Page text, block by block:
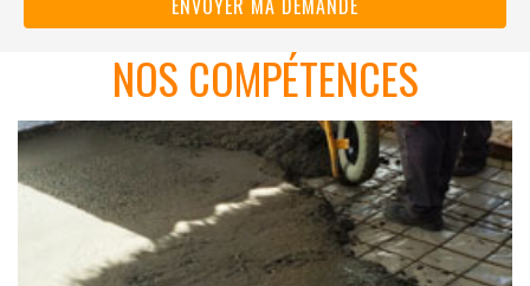
NOS COMPÉTENCES